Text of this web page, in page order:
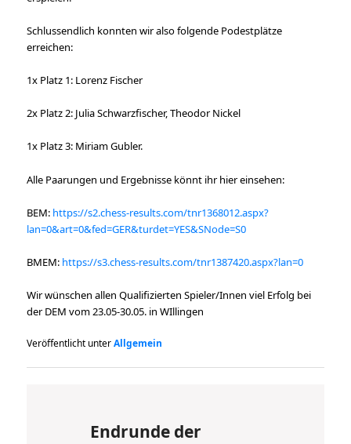
Schlussendlich konnten wir also folgende Podestplätze
erreichen:
1x Platz 1: Lorenz Fischer
2x Platz 2: Julia Schwarzfischer, Theodor Nickel
1x Platz 3: Miriam Gubler.
Alle Paarungen und Ergebnisse könnt ihr hier einsehen:
BEM: https://s2.chess-results.com/tnr1368012.aspx?
lan=0&art=0&fed=GER&turdet=YES&SNode=S0
BMEM: https://s3.chess-results.com/tnr1387420.aspx?lan=0
Wir wünschen allen Qualifizierten Spieler/Innen viel Erfolg bei
der DEM vom 23.05-30.05. in WIllingen
Veröffentlicht unterAllgemein
Endrunde der